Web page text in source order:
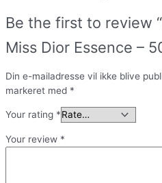
Be the first to review
Miss Dior Essence –
Din e-mailadresse vil ikke blive
markeret med *
Your rating *
Your review *